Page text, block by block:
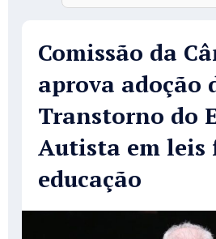
Comissão da
aprova adoção
Transtorno do
Autista em leis
educação